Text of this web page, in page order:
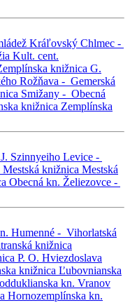
Kráľovský Chlmec -
Kult. cent.
knižnica G.
Rožňava - Gemerská
Smižany - Obecná
knižnica Zemplínska
Szinnyeiho Levice -
Mestská knižnica Mestská
Obecná kn. Želiezovce -
Humenné - Vihorlatská
knižnica
P. O. Hviezdoslava
knižnica Ľubovnianska
kn. Vranov
Hornozemplínska kn.